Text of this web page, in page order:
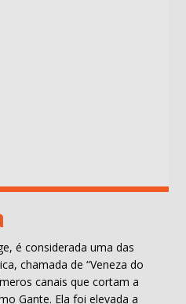
é considerada uma das
chamada de “Veneza do
canais que cortam a
Gante. Ela foi elevada a